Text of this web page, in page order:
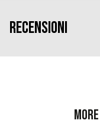
Recensioni